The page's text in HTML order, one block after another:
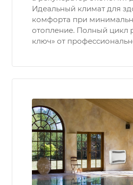
Идеальный климат для
комфорта при
отопление. Полный цикл
ключ» от